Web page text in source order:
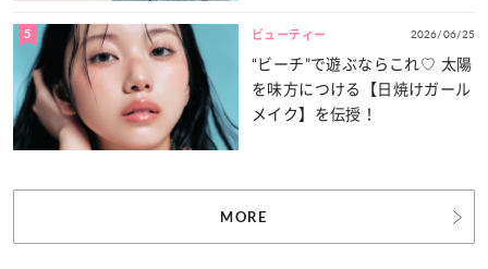
5 ビューティー 2026/06/25
“ビーチ”で遊ぶならこれ♡ 太陽
を味方につける【日焼けガール
メイク】を伝授！
MORE